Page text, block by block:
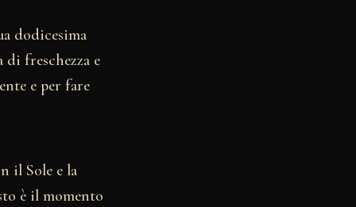
dodicesima
freschezza e
e per fare
il Sole e la
è il momento